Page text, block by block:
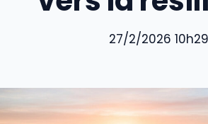
27/2/2026 10h29